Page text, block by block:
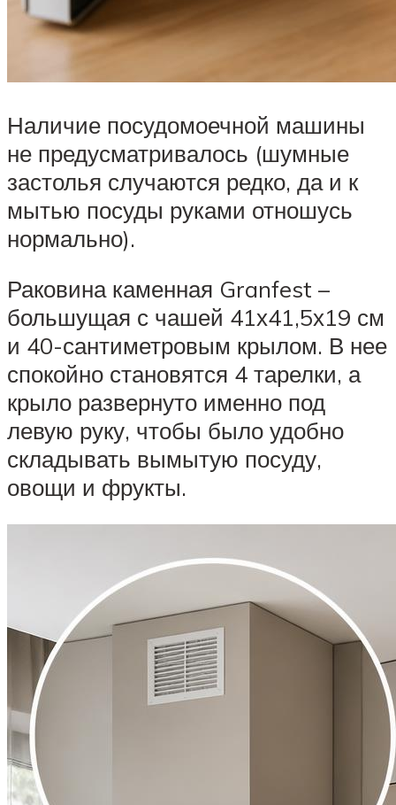
Наличие посудомоечной машины
не предусматривалось (шумные
застолья случаются редко, да и к
мытью посуды руками отношусь
нормально).
Раковина каменная Granfest –
большущая с чашей 41х41,5х19 см
и 40-сантиметровым крылом. В нее
спокойно становятся 4 тарелки, а
крыло развернуто именно под
левую руку, чтобы было удобно
складывать вымытую посуду,
овощи и фрукты.